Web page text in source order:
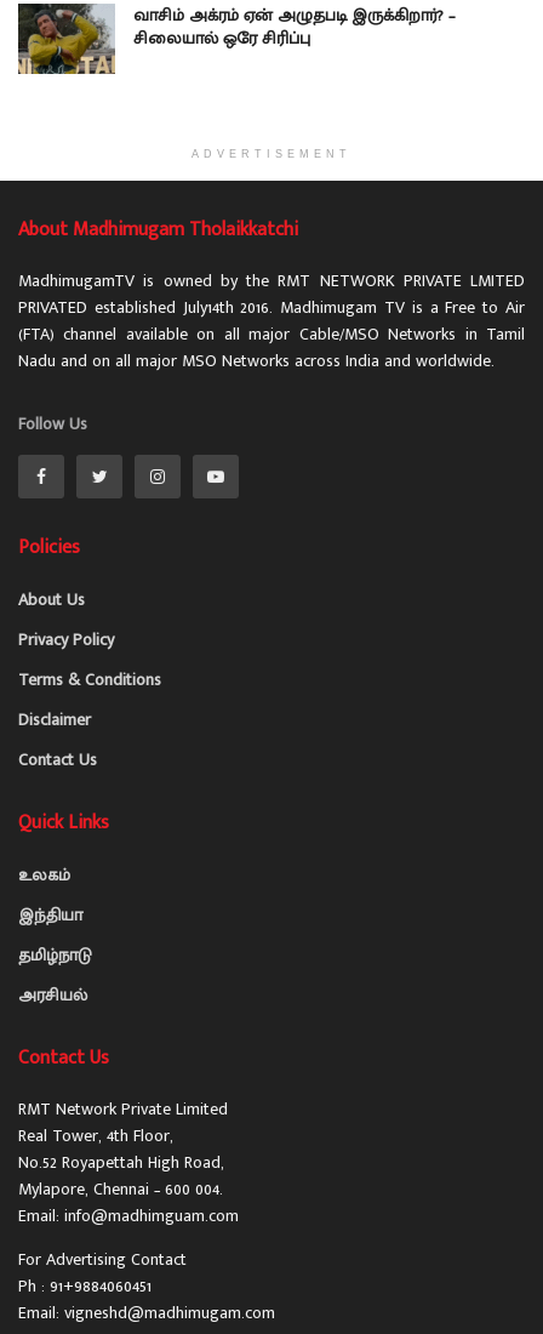
வாசிம் அக்ரம் ஏன் அழுதபடி இருக்கிறார்? –
சிலையால் ஒரே சிரிப்பு
ADVERTISEMENT
About Madhimugam Tholaikkatchi
MadhimugamTV is owned by the RMT NETWORK PRIVATE LMITED
PRIVATED established July14th 2016. Madhimugam TV is a Free to Air
(FTA) channel available on all major Cable/MSO Networks in Tamil
Nadu and on all major MSO Networks across India and worldwide.
Follow Us
Policies
About Us
Privacy Policy
Terms & Conditions
Disclaimer
Contact Us
Quick Links
உலகம்
இந்தியா
தமிழ்நாடு
அரசியல்
Contact Us
RMT Network Private Limited
Real Tower, 4th Floor,
No.52 Royapettah High Road,
Mylapore, Chennai – 600 004.
Email: info@madhimguam.com
For Advertising Contact
Ph : 91+9884060451
Email: vigneshd@madhimugam.com